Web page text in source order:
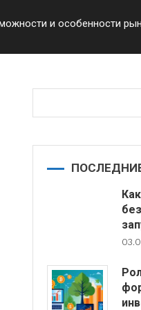
и особенности